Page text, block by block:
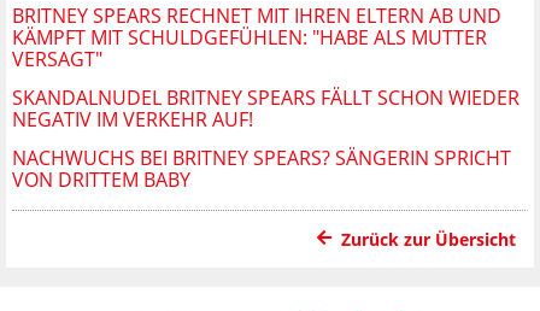
BRITNEY SPEARS RECHNET MIT IHREN ELTERN AB UND
KÄMPFT MIT SCHULDGEFÜHLEN: "HABE ALS MUTTER
VERSAGT"
SKANDALNUDEL BRITNEY SPEARS FÄLLT SCHON WIEDER
NEGATIV IM VERKEHR AUF!
NACHWUCHS BEI BRITNEY SPEARS? SÄNGERIN SPRICHT
VON DRITTEM BABY
Zurück zur Übersicht